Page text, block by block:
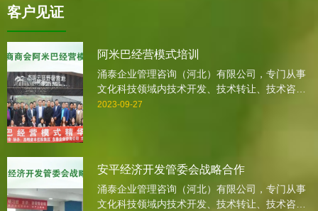
客户见证
阿米巴经营模式培训
涌泰企业管理咨询（河北）有限公司，专门从事
文化科技领域内技术开发、技术转让、技术咨
询、技术服务、企业培训、认证、企业咨询,企业
一个脚印地走过。
2023-09-27
安平经济开发管委会战略合作
涌泰企业管理咨询（河北）有限公司，专门从事
文化科技领域内技术开发、技术转让、技术咨